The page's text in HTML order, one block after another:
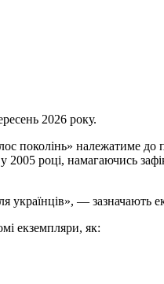
2026 року.
поколінь» належатиме до
році, намагаючись
українців», — зазначають
екземпляри, як: